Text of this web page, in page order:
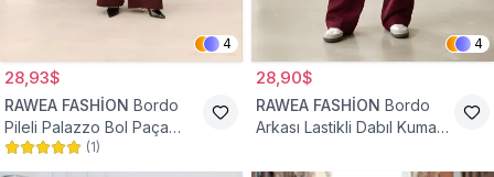
4
28,93$
RAWEA FASHİON Bordo
Pileli Palazzo Bol Paça
Yüksek Bel Tesettür
Pantolon
(1)
4
28,90$
RAWEA FASHİON Bordo
Arkası Lastikli Dabıl Kumaş